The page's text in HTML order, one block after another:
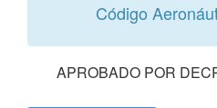
Código
APROBADO POR